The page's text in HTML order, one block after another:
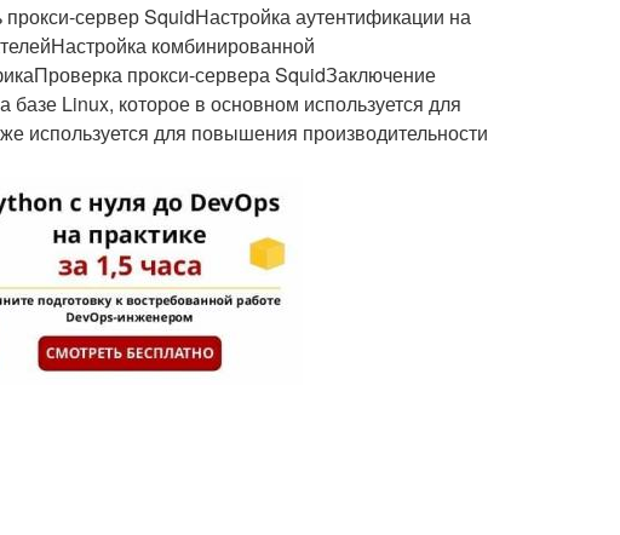
сервер SquidНастройка аутентификации на
комбинированной
прокси-сервера SquidЗаключение
Linux, которое в основном используется для
используется для повышения производительности